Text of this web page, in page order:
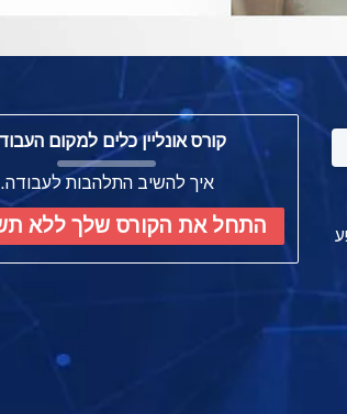
קורס אונליין כלים למקום
איך להשיב התלהבות לעבודה.
התחל את הקורס שלך ללא